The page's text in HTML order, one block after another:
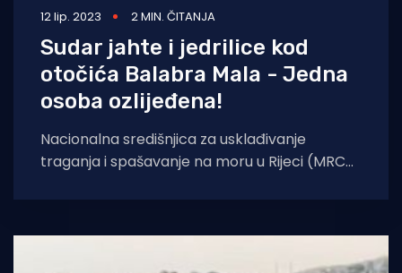
12 lip. 2023 2 MIN. ČITANJA
Sudar jahte i jedrilice kod
otočića Balabra Mala - Jedna
osoba ozlijeđena!
Nacionalna središnjica za usklađivanje
traganja i spašavanje na moru u Rijeci (MRCC